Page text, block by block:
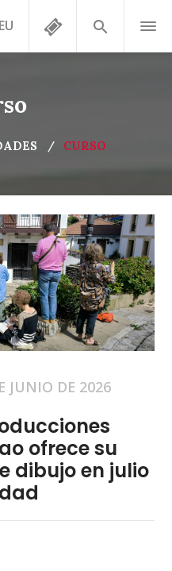
EU
CURSO
JUNIO DE 2026
ofrece su
dibujo en julio